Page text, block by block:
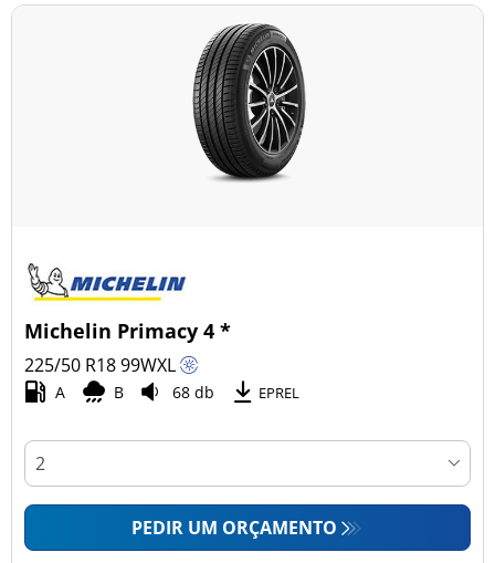
Michelin Primacy 4 *
225/50 R1899WXL
A B 68 db EPREL
PEDIR UM ORÇAMENTO